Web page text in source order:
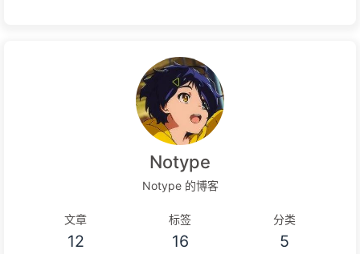
Notype
Notype 的博客
文章
12
标签
16
分类
5